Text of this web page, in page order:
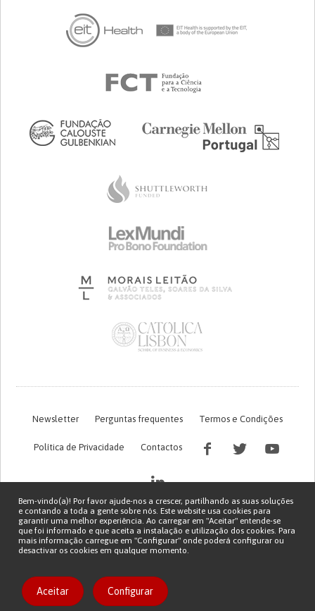
Newsletter Perguntas frequentes Termos e Condições
Política de Privacidade Contactos
Copyright © 2026 Patient Innovation.
Bem-vindo(a)! Por favor ajude-nos a crescer, partilhando as suas soluções
e contando a toda a gente sobre nós. Este website usa cookies para
garantir uma melhor experiência. Ao carregar em "Aceitar" entende-se
que foi informado e que aceita a instalação e utilização dos cookies. Para
mais informação carregue em "Configurar" onde poderá configurar ou
desactivar os cookies em qualquer momento.
Aceitar Configurar